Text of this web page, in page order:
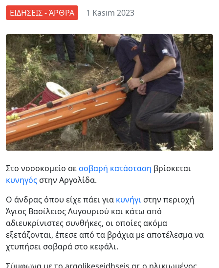
ΕΙΔΗΣΕΙΣ - ΆΡΘΡΑ 1 Kasım 2023
Στο νοσοκομείο σεσοβαρή κατάσταση βρίσκεται
κυνηγός στην Αργολίδα.
Ο άνδρας όπου είχε πάει για κυνήγι στην περιοχή
Άγιος Βασίλειος Λυγουριού και κάτω από
αδιευκρίνιστες συνθήκες, οι οποίες ακόμα
εξετάζονται, έπεσε από τα βράχια με αποτέλεσμα να
χτυπήσει σοβαρά στο κεφάλι.